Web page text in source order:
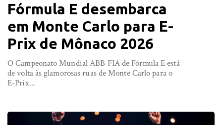
Fórmula E desembarca
em Monte Carlo para E-
Prix de Mônaco 2026
O Campeonato Mundial ABB FIA de Fórmula E está
de volta às glamorosas ruas de Monte Carlo para o
E-Prix...